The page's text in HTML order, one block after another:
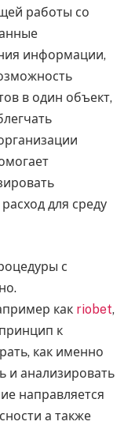
работы со
информации,
в один объект,
для среду
с
как riobet,
к
как именно
и анализировать
направляется
а также